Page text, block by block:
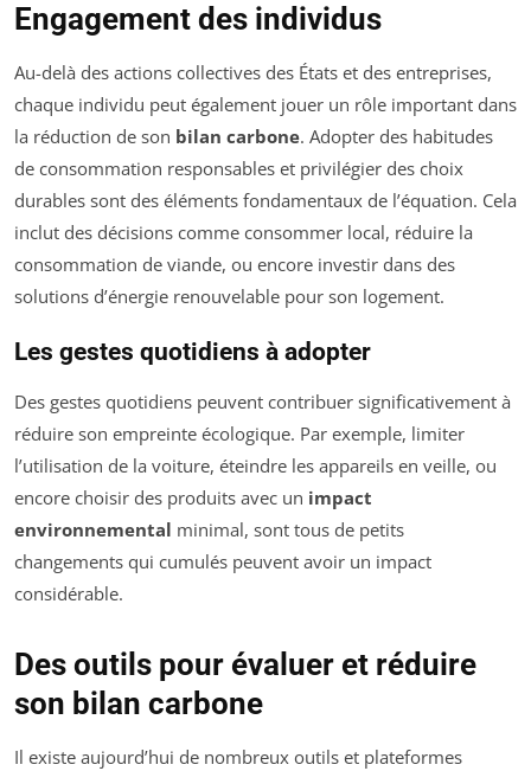
Engagement des individus
Au-delà des actions collectives des États et des entreprises,
chaque individu peut également jouer un rôle important dans
la réduction de son bilan carbone. Adopter des habitudes
de consommation responsables et privilégier des choix
durables sont des éléments fondamentaux de l’équation. Cela
inclut des décisions comme consommer local, réduire la
consommation de viande, ou encore investir dans des
solutions d’énergie renouvelable pour son logement.
Les gestes quotidiens à adopter
Des gestes quotidiens peuvent contribuer significativement à
réduire son empreinte écologique. Par exemple, limiter
l’utilisation de la voiture, éteindre les appareils en veille, ou
encore choisir des produits avec un impact
environnemental minimal, sont tous de petits
changements qui cumulés peuvent avoir un impact
considérable.
Des outils pour évaluer et réduire
son bilan carbone
Il existe aujourd’hui de nombreux outils et plateformes